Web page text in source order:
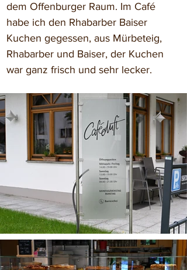
dem Offenburger Raum. Im Café
habe ich den Rhabarber Baiser
Kuchen gegessen, aus Mürbeteig,
Rhabarber und Baiser, der Kuchen
war ganz frisch und sehr lecker.